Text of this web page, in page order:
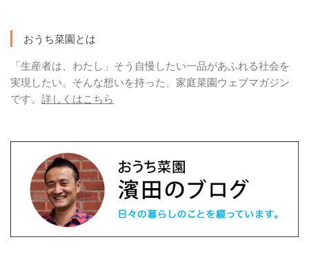
おうち菜園とは
「生産者は、わたし」そう自慢したい一品があふれる社会を
実現したい。そんな想いを持った、家庭菜園ウェブマガジン
です。 詳しくはこちら